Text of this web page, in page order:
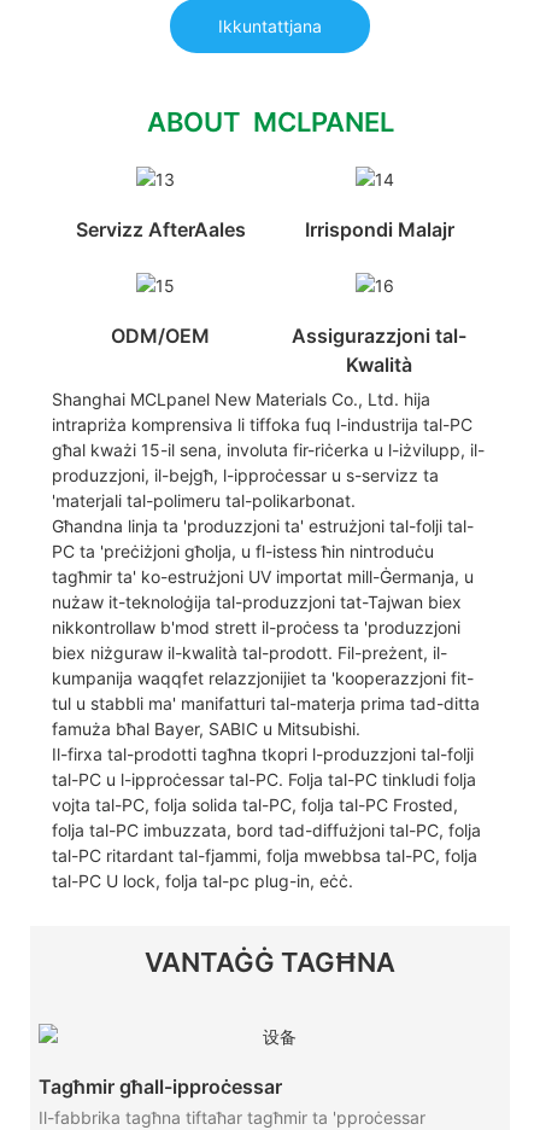
Ikkuntattjana
ABOUT MCLPANEL
Servizz AfterAales Irrispondi Malajr
ODM/OEM
Assigurazzjoni tal-
Kwalità
Shanghai MCLpanel New Materials Co., Ltd. hija
intrapriża komprensiva li tiffoka fuq l-industrija tal-PC
għal kważi 15-il sena, involuta fir-riċerka u l-iżvilupp, il-
produzzjoni, il-bejgħ, l-ipproċessar u s-servizz ta
'materjali tal-polimeru tal-polikarbonat.
Għandna linja ta 'produzzjoni ta' estrużjoni tal-folji tal-
PC ta 'preċiżjoni għolja, u fl-istess ħin nintroduċu
tagħmir ta' ko-estrużjoni UV importat mill-Ġermanja, u
nużaw it-teknoloġija tal-produzzjoni tat-Tajwan biex
nikkontrollaw b'mod strett il-proċess ta 'produzzjoni
biex niżguraw il-kwalità tal-prodott. Fil-preżent, il-
kumpanija waqqfet relazzjonijiet ta 'kooperazzjoni fit-
tul u stabbli ma' manifatturi tal-materja prima tad-ditta
famuża bħal Bayer, SABIC u Mitsubishi.
Il-firxa tal-prodotti tagħna tkopri l-produzzjoni tal-folji
tal-PC u l-ipproċessar tal-PC. Folja tal-PC tinkludi folja
vojta tal-PC, folja solida tal-PC, folja tal-PC Frosted,
folja tal-PC imbuzzata, bord tad-diffużjoni tal-PC, folja
tal-PC ritardant tal-fjammi, folja mwebbsa tal-PC, folja
tal-PC U lock, folja tal-pc plug-in, eċċ.
VANTAĠĠ TAGĦNA
Tagħmir għall-ipproċessar
Il-fabbrika tagħna tiftaħar tagħmir ta 'pproċessar